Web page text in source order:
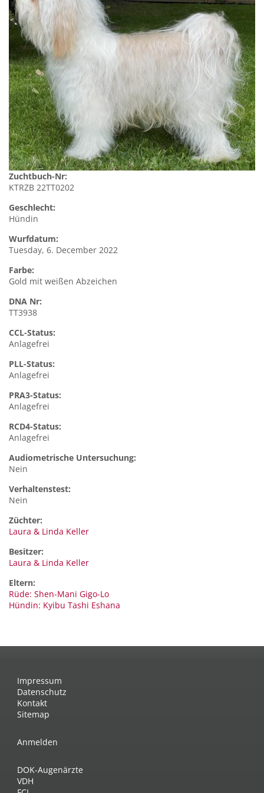
Zuchtbuch-Nr:
KTRZB 22TT0202
Geschlecht:
Hündin
Wurfdatum:
Tuesday, 6. December 2022
Farbe:
Gold mit weißen Abzeichen
DNA Nr:
TT3938
CCL-Status:
Anlagefrei
PLL-Status:
Anlagefrei
PRA3-Status:
Anlagefrei
RCD4-Status:
Anlagefrei
Audiometrische Untersuchung:
Nein
Verhaltenstest:
Nein
Züchter:
Laura & Linda Keller
Besitzer:
Laura & Linda Keller
Eltern:
Rüde: Shen-Mani Gigo-Lo
Hündin: Kyibu Tashi Eshana
Impressum
Datenschutz
Kontakt
Sitemap
Anmelden
DOK-Augenärzte
VDH